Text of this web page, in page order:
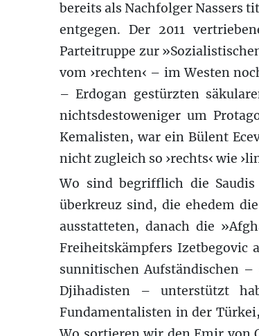
bereits als Nachfolger Nassers
entgegen. Der 2011
Parteitruppe zur
vom ›rechten‹ – im Westen
– Erdogan gestürzten
nichtsdestoweniger um
Kemalisten, war ein Bülent
nicht zugleich so ›rechts‹ wie
Wo sind begrifflich die
überkreuz sind, die ehedem
ausstatteten, danach die
Freiheitskämpfers Izetbegovic
sunnitischen Aufständischen
Djihadisten – unterstützt
Fundamentalisten in der